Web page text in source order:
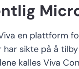
enplattform
har sikte på å
kalles Viva